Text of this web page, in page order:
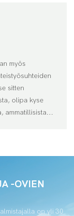
myös
sitten
olipa kyse
ammatillisista
-OVIEN
on yli 30